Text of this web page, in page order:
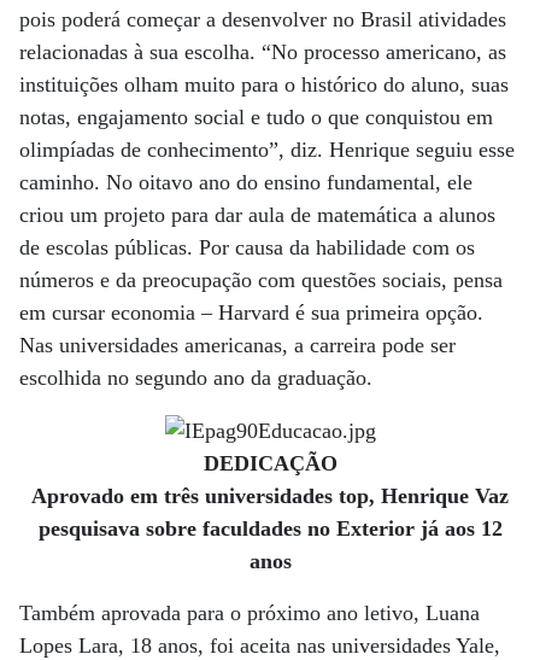
pois poderá começar a desenvolver no Brasil atividades
relacionadas à sua escolha. “No processo americano, as
instituições olham muito para o histórico do aluno, suas
notas, engajamento social e tudo o que conquistou em
olimpíadas de conhecimento”, diz. Henrique seguiu esse
caminho. No oitavo ano do ensino fundamental, ele
criou um projeto para dar aula de matemática a alunos
de escolas públicas. Por causa da habilidade com os
números e da preocupação com questões sociais, pensa
em cursar economia – Harvard é sua primeira opção.
Nas universidades americanas, a carreira pode ser
escolhida no segundo ano da graduação.
DEDICAÇÃO
Aprovado em três universidades top, Henrique Vaz
pesquisava sobre faculdades no Exterior já aos 12
anos
Também aprovada para o próximo ano letivo, Luana
Lopes Lara, 18 anos, foi aceita nas universidades Yale,